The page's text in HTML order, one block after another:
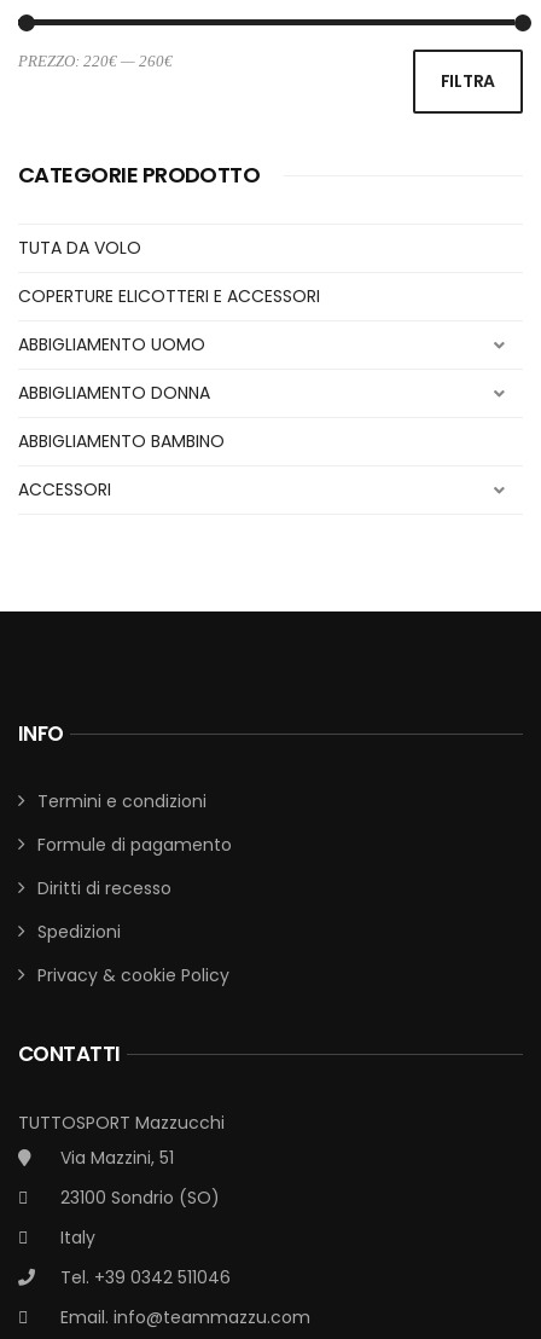
FILTRA
PREZZO: 220€ — 260€
CATEGORIE PRODOTTO
TUTA DA VOLO
COPERTURE ELICOTTERI E ACCESSORI
ABBIGLIAMENTO UOMO
ABBIGLIAMENTO DONNA
ABBIGLIAMENTO BAMBINO
ACCESSORI
INFO
Termini e condizioni
Formule di pagamento
Diritti di recesso
Spedizioni
Privacy & cookie Policy
CONTATTI
TUTTOSPORT Mazzucchi
Via Mazzini, 51
23100 Sondrio (SO)
Italy
Tel. +39 0342 511046
Email. info@teammazzu.com